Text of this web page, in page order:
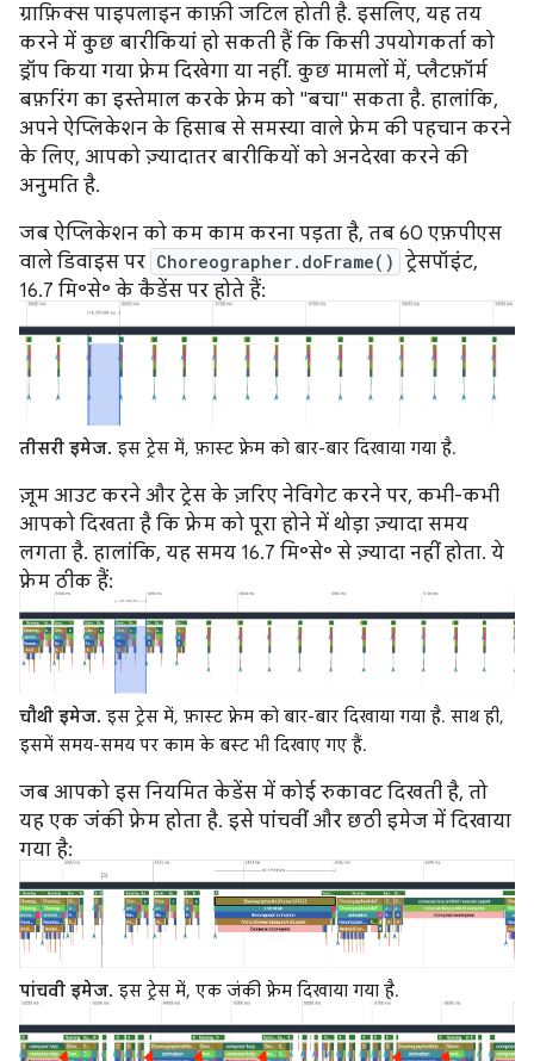
ग्राफ़िक्स पाइपलाइन काफ़ी जटिल होती है. इसलिए, यह तय
करने में कुछ बारीकियां हो सकती हैं कि किसी उपयोगकर्ता को
ड्रॉप किया गया फ़्रेम दिखेगा या नहीं. कुछ मामलों में, प्लैटफ़ॉर्म
बफ़रिंग का इस्तेमाल करके फ़्रेम को "बचा" सकता है. हालांकि,
अपने ऐप्लिकेशन के हिसाब से समस्या वाले फ़्रेम की पहचान करने
के लिए, आपको ज़्यादातर बारीकियों को अनदेखा करने की
अनुमति है.
जब ऐप्लिकेशन को कम काम करना पड़ता है, तब 60 एफ़पीएस
वाले डिवाइस पर Choreographer.doFrame() ट्रेसपॉइंट,
16.7 मि॰से॰ के कैडेंस पर होते हैं:
तीसरी इमेज. इस ट्रेस में, फ़ास्ट फ़्रेम को बार-बार दिखाया गया है.
ज़ूम आउट करने और ट्रेस के ज़रिए नेविगेट करने पर, कभी-कभी
आपको दिखता है कि फ़्रेम को पूरा होने में थोड़ा ज़्यादा समय
लगता है. हालांकि, यह समय 16.7 मि॰से॰ से ज़्यादा नहीं होता. ये
फ़्रेम ठीक हैं:
चौथी इमेज. इस ट्रेस में, फ़ास्ट फ़्रेम को बार-बार दिखाया गया है. साथ ही,
इसमें समय-समय पर काम के बस्ट भी दिखाए गए हैं.
जब आपको इस नियमित केडेंस में कोई रुकावट दिखती है, तो
यह एक जंकी फ़्रेम होता है. इसे पांचवीं और छठी इमेज में दिखाया
गया है:
पांचवी इमेज. इस ट्रेस में, एक जंकी फ़्रेम दिखाया गया है.